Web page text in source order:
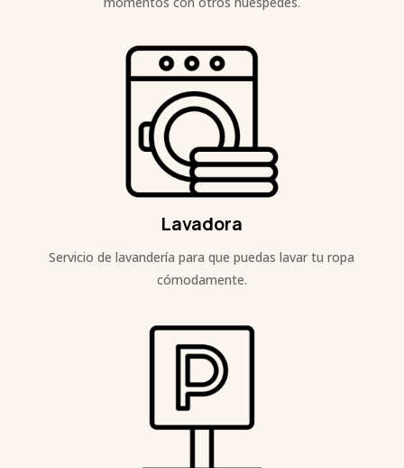
Lavadora
Servicio de lavandería para que puedas lavar tu ropa
cómodamente.